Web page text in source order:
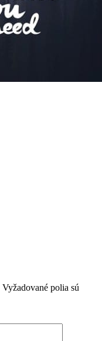
Vyžadované polia sú